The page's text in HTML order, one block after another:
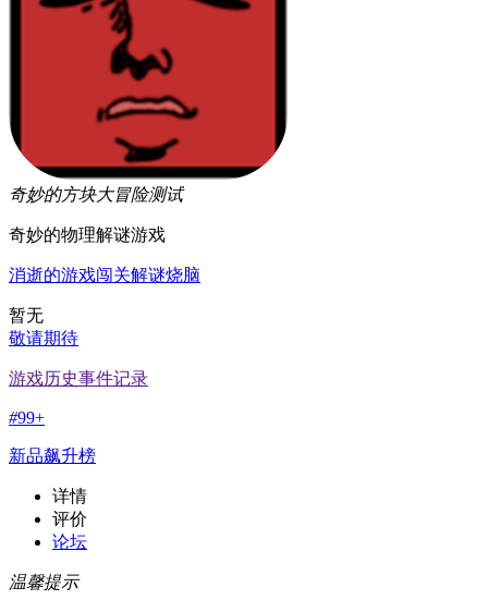
奇妙的方块大冒险测试
奇妙的物理解谜游戏
消逝的游戏闯关解谜烧脑
暂无
敬请期待
游戏历史事件记录
#99+
新品飙升榜
详情
评价
论坛
温馨提示